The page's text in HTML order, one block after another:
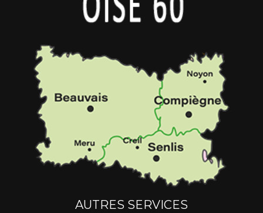
AUTRES SERVICES